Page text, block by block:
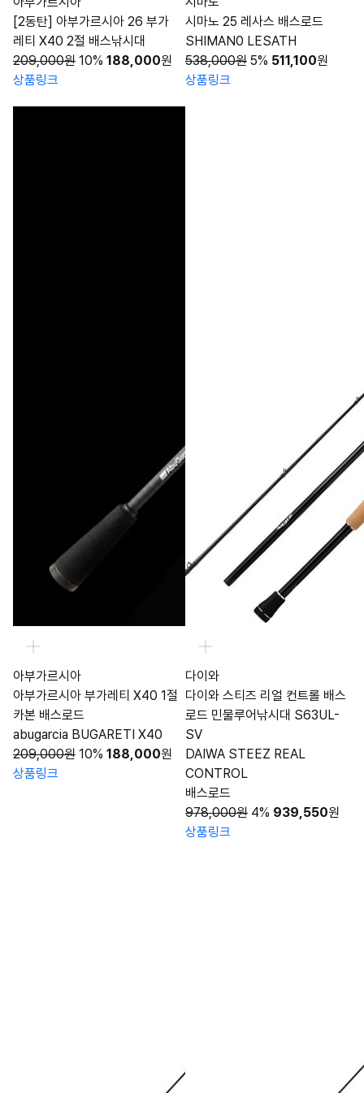
[2동탄] 아부가르시아 26 부가
레티 X40 2절 배스낚시대
209,000원 10% 188,000원
상품링크
시마노 25 레사스 배스로드
SHIMAN0 LESATH
538,000원 5% 511,100원
상품링크
아부가르시아
아부가르시아 부가레티 X40 1절
카본 배스로드
abugarcia BUGARETI X40
209,000원 10% 188,000원
상품링크
다이와
다이와 스티즈 리얼 컨트롤 배스
로드 민물루어낚시대 S63UL-
SV
DAIWA STEEZ REAL
CONTROL
배스로드
978,000원 4% 939,550원
상품링크